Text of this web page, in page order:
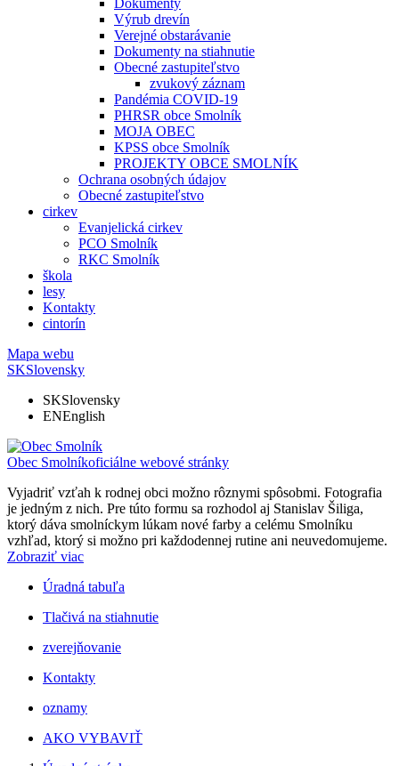
Dokumenty
Výrub drevín
Verejné obstarávanie
Dokumenty na stiahnutie
Obecné zastupiteľstvo
zvukový záznam
Pandémia COVID-19
PHRSR obce Smolník
MOJA OBEC
KPSS obce Smolník
PROJEKTY OBCE SMOLNÍK
Ochrana osobných údajov
Obecné zastupiteľstvo
cirkev
Evanjelická cirkev
PCO Smolník
RKC Smolník
škola
lesy
Kontakty
cintorín
Mapa webu
SKSlovensky
SKSlovensky
ENEnglish
Obec Smolníkoficiálne webové stránky
Vyjadriť vzťah k rodnej obci možno rôznymi spôsobmi. Fotografia
je jedným z nich. Pre túto formu sa rozhodol aj Stanislav Šiliga,
ktorý dáva smolníckym lúkam nové farby a celému Smolníku
vzhľad, ktorý si možno pri každodennej rutine ani neuvedomujeme.
Zobraziť viac
Úradná tabuľa
Tlačivá na stiahnutie
zverejňovanie
Kontakty
oznamy
AKO VYBAVIŤ